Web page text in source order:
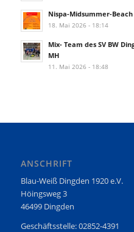
Nispa-Midsummer-Beach
18. Mai 2026 - 18:14
Mix- Team des SV BW
MH
11. Mai 2026 - 18:48
ANSCHRIFT
Blau-Weiß Dingden 1920 e.V.
Höingsweg 3
46499 Dingden
Geschäftsstelle: 02852-4391